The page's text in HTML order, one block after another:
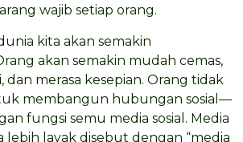
wajib setiap orang.
kita akan semakin
akan semakin mudah cemas,
dan merasa kesepian. Orang tidak
membangun hubungan sosial—
fungsi semu media sosial. Media
lebih layak disebut dengan “media